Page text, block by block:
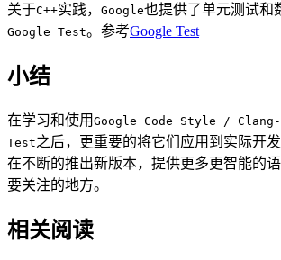
关于C++实践， Google也提供了单元测试和
Google Test。参考Google Test
小结
在学习和使用 Google Code Style /
Test之后，更重要的将它们应用到实际开发
在不断的推出新版本，提供更多更智能的
要关注的地方。
相关阅读